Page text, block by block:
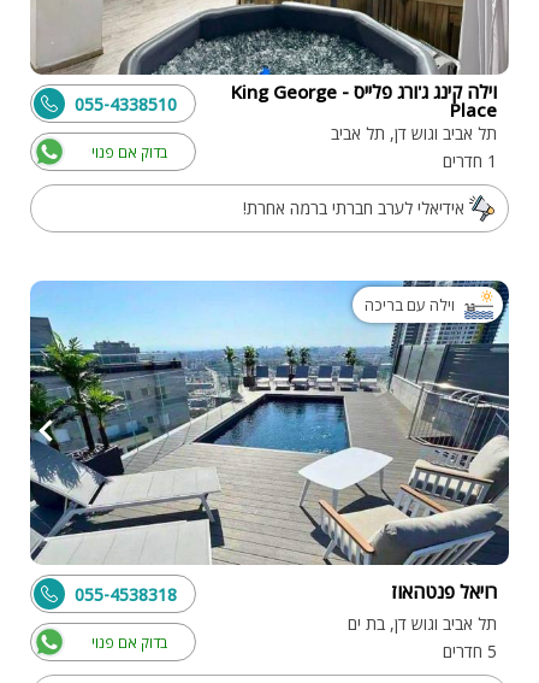
וילה קינג ג'ורג פלייס - King George
Place
תל אביב וגוש דן, תל אביב
1 חדרים
בדוק אם פנוי
055-4338510
אידיאלי לערב חברתי ברמה אחרת!
וילה עם בריכה
רויאל פנטהאוז
תל אביב וגוש דן, בת ים
5 חדרים
בדוק אם פנוי
055-4538318